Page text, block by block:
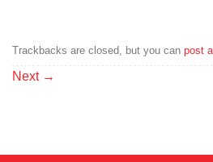
Trackbacks are closed, but you can post
Next →